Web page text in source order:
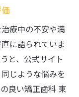
療中の不安や満
に語られていま
と、公式サイト
じような悩みを
良い矯正歯科 東